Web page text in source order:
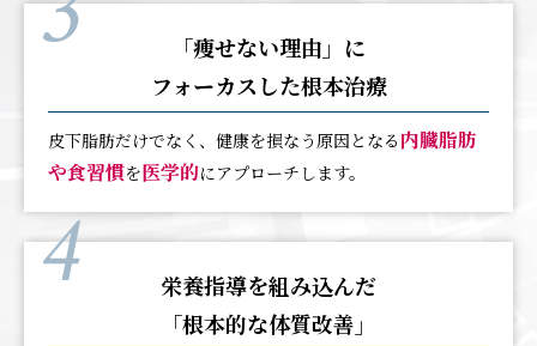
「痩せない理由」に
フォーカスした根本治療
皮下脂肪だけでなく、健康を損なう原因となる 内臓脂肪
や食習慣を医学的にアプローチします。
栄養指導を組み込んだ
「根本的な体質改善」